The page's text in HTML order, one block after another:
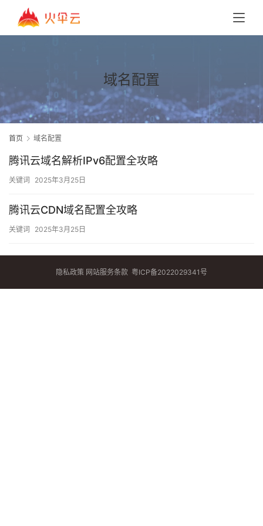
域名配置
首页 域名配置
腾讯云域名解析IPv6配置全攻略
关键词 2025年3月25日
腾讯云CDN域名配置全攻略
关键词 2025年3月25日
隐私政策 网站服务条款 粤ICP备2022029341号